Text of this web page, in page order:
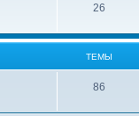
26
ТЕМЫ
86